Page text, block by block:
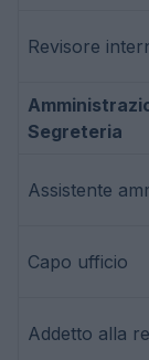
Revisore
Segreteria
Assistente
Capo ufficio
Addetto alla